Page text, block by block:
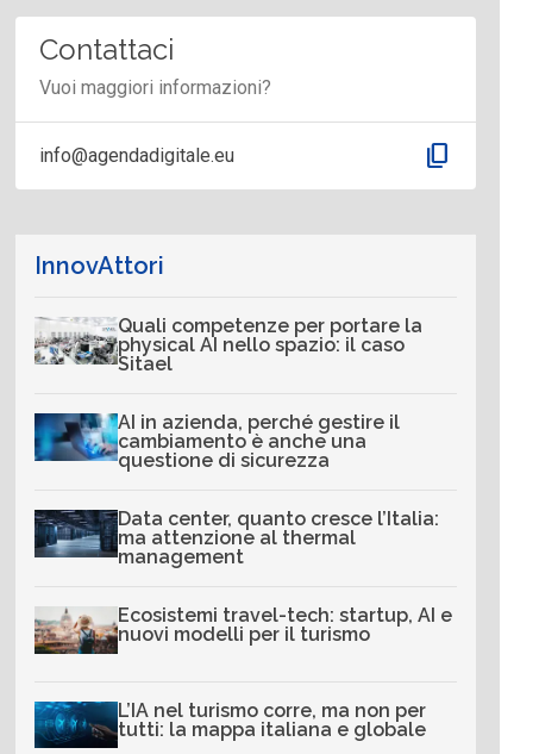
Contattaci
Vuoi maggiori informazioni?
info@agendadigitale.eu content_copy
InnovAttori
Quali competenze per portare la
physical AI nello spazio: il caso
Sitael
AI in azienda, perché gestire il
cambiamento è anche una
questione di sicurezza
Data center, quanto cresce l’Italia:
ma attenzione al thermal
management
Ecosistemi travel-tech: startup, AI e
nuovi modelli per il turismo
L’IA nel turismo corre, ma non per
tutti: la mappa italiana e globale